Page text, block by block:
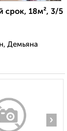
срок, 18м², 3/5
Демьяна
›